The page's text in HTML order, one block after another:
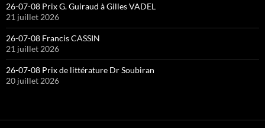
26-07-08 Prix G. Guiraud à Gilles VADEL
21 juillet 2026
26-07-08 Francis CASSIN
21 juillet 2026
26-07-08 Prix de littérature Dr Soubiran
20 juillet 2026